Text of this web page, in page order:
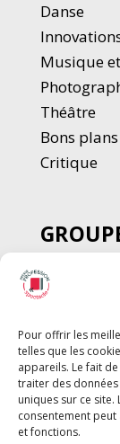
Pour offrir les
telles que les
appareils. Le fait
traiter des
uniques sur ce
consentement
et fonctions.
Danse
Musique
Théâtre
Bons plans
Critique
Chèque
Chèque
Chèque
G-Pods